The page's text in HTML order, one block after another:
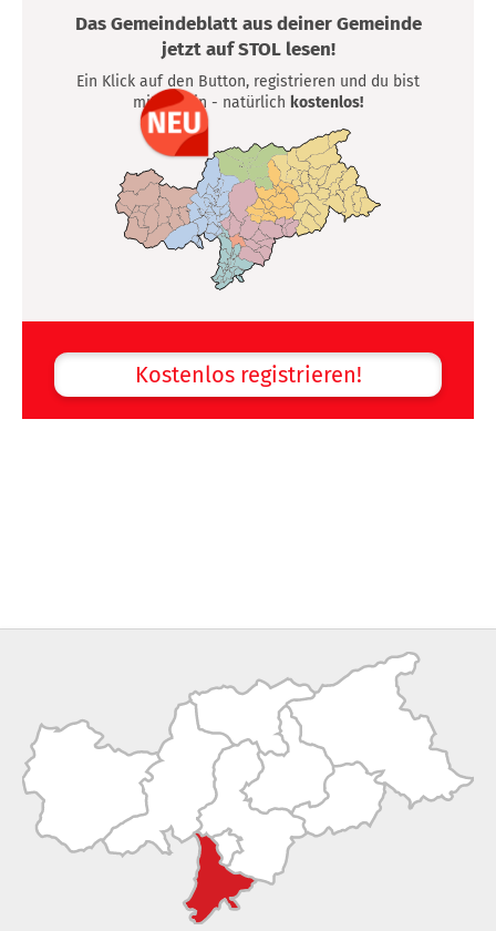
Das Gemeindeblatt aus deiner Gemeinde
jetzt auf STOL lesen!
Ein Klick auf den Button, registrieren und du bist
mittendrin - natürlich kostenlos!
Kostenlos registrieren!